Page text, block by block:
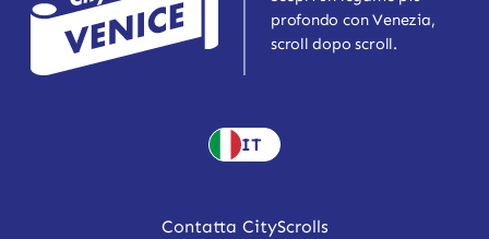
profondo con Venezia,
scroll dopo scroll.
IT
Contatta CityScrolls